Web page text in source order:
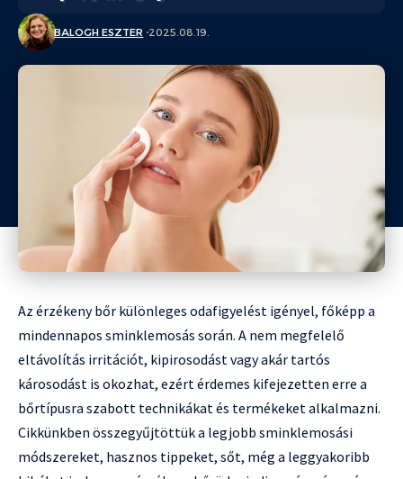
BALOGH ESZTER 2025.08.19.
Az érzékeny bőr különleges odafigyelést igényel, főképp a
mindennapos sminklemosás során. A nem megfelelő
eltávolítás irritációt, kipirosodást vagy akár tartós
károsodást is okozhat, ezért érdemes kifejezetten erre a
bőrtípusra szabott technikákat és termékeket alkalmazni.
Cikkünkben összegyűjtöttük a legjobb sminklemosási
módszereket, hasznos tippeket, sőt, még a leggyakoribb